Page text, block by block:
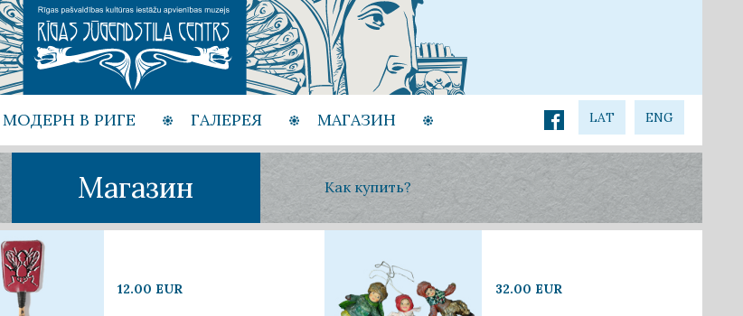
МОДЕРН В РИГЕ ГАЛЕРЕЯ МАГАЗИН LAT ENG
Магазин Как купить?
12.00 EUR 32.00 EUR